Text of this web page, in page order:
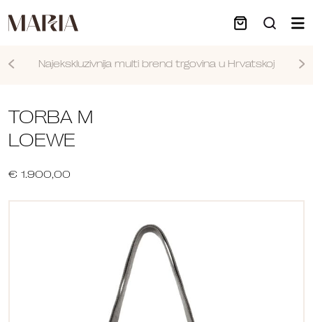
Najekskluzivnija multi brend trgovina u Hrvatskoj
TORBA M
LOEWE
€ 1.900,00